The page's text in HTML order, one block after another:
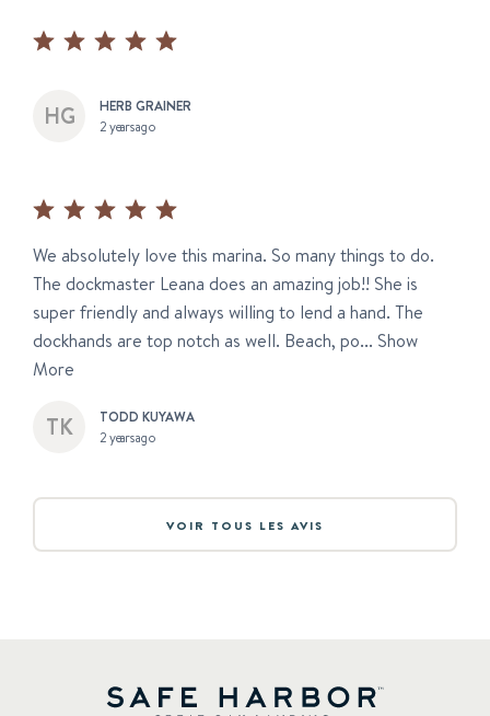
HERB GRAINER
2 years ago
We absolutely love this marina. So many things to do.
The dockmaster Leana does an amazing job!! She is
super friendly and always willing to lend a hand. The
dockhands are top notch as well. Beach, po... Show
More
TODD KUYAWA
2 years ago
VOIR TOUS LES AVIS